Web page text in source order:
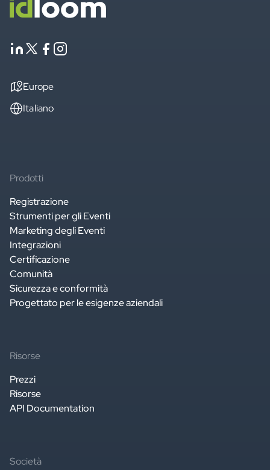
Europe
Italiano
Prodotti
Registrazione
Strumenti per gli Eventi
Marketing degli Eventi
Integrazioni
Certificazione
Comunità
Sicurezza e conformità
Progettato per le esigenze aziendali
Risorse
Prezzi
Risorse
API Documentation
Società